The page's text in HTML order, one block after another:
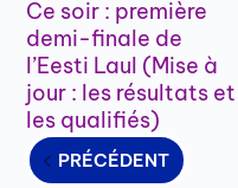
Ce soir : première
demi-finale de
l’Eesti Laul (Mise à
jour : les résultats et
les qualifiés)
PRÉCÉDENT